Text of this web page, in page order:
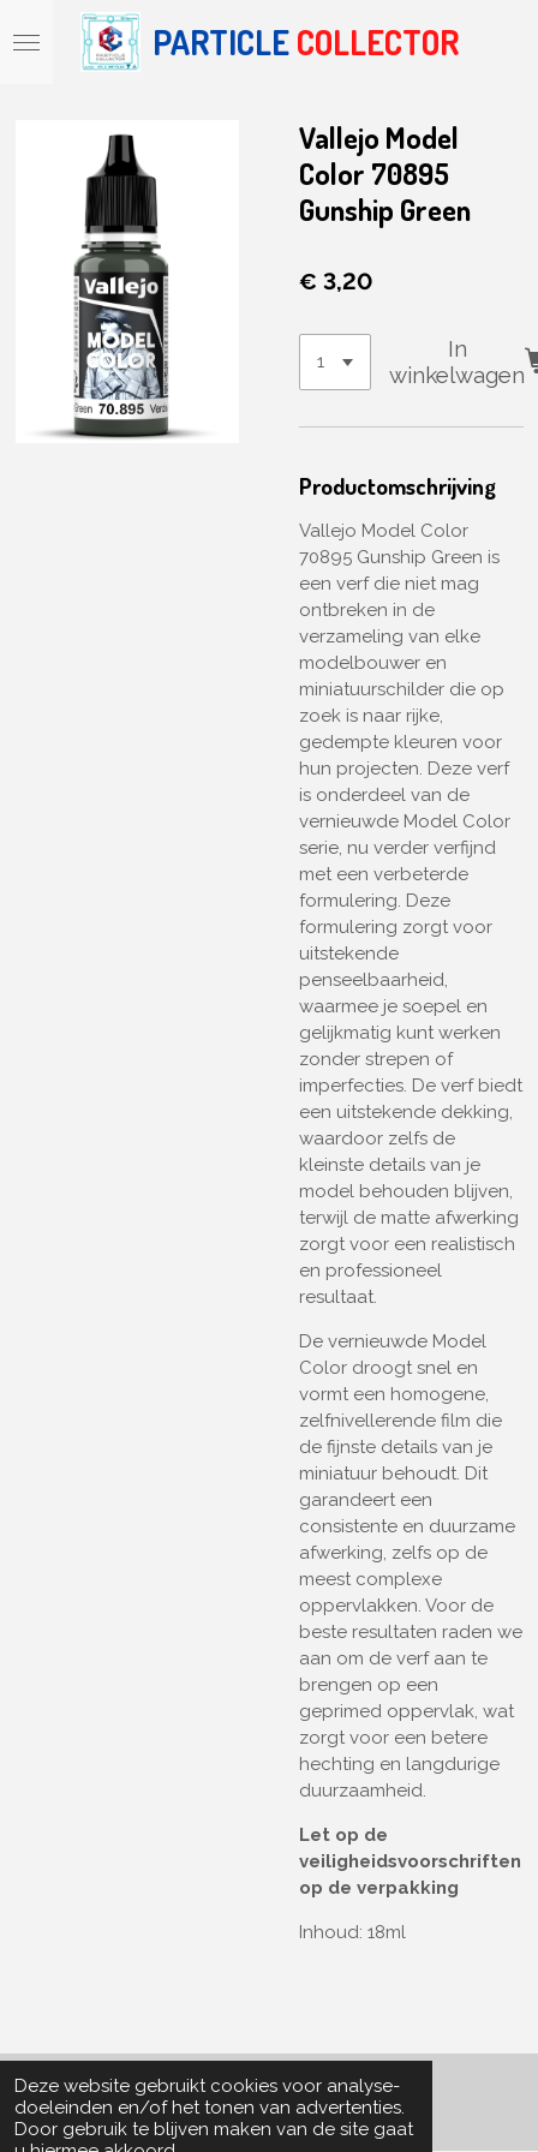
Deze website gebruikt cookies voor analyse-
doeleinden en/of het tonen van advertenties.
Door gebruik te blijven maken van de site gaat
direct
PARTICLE COLLECTOR
Vallejo Model
Color 70895
Gunship Green
€ 3,20
In
winkelwagen
Productomschrijving
Vallejo Model Color
70895 Gunship Green is
een verf die niet mag
ontbreken in de
verzameling van elke
modelbouwer en
miniatuurschilder die op
zoek is naar rijke,
gedempte kleuren voor
hun projecten. Deze verf
is onderdeel van de
vernieuwde Model Color
serie, nu verder verfijnd
met een verbeterde
formulering. Deze
formulering zorgt voor
uitstekende
penseelbaarheid,
waarmee je soepel en
gelijkmatig kunt werken
zonder strepen of
imperfecties. De verf biedt
een uitstekende dekking,
waardoor zelfs de
kleinste details van je
model behouden blijven,
terwijl de matte afwerking
zorgt voor een realistisch
en professioneel
resultaat.
De vernieuwde Model
Color droogt snel en
vormt een homogene,
zelfnivellerende film die
de fijnste details van je
miniatuur behoudt. Dit
garandeert een
consistente en duurzame
afwerking, zelfs op de
meest complexe
oppervlakken. Voor de
beste resultaten raden we
aan om de verf aan te
brengen op een
geprimed oppervlak, wat
zorgt voor een betere
hechting en langdurige
duurzaamheid.
Let op de
veiligheidsvoorschriften
op de verpakking
Inhoud: 18ml
© 2022 - 2026 Particle Collector